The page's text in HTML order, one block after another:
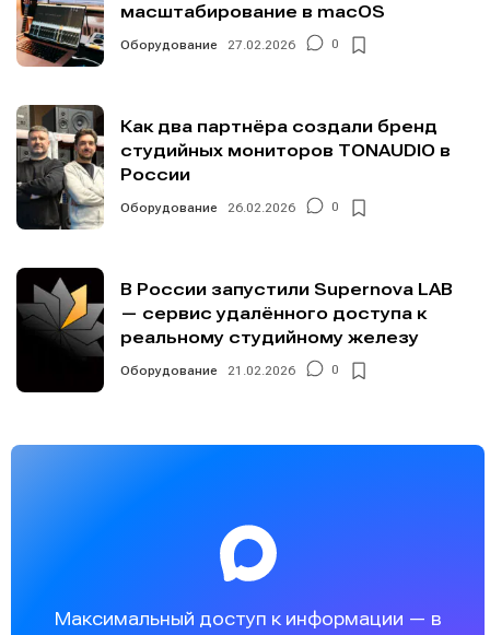
масштабирование в macOS
Оборудование 27.02.2026 0
Как два партнёра создали бренд
студийных мониторов TONAUDIO в
России
Оборудование 26.02.2026 0
В России запустили Supernova LAB
— сервис удалённого доступа к
реальному студийному железу
Оборудование 21.02.2026 0
Максимальный доступ к информации — в